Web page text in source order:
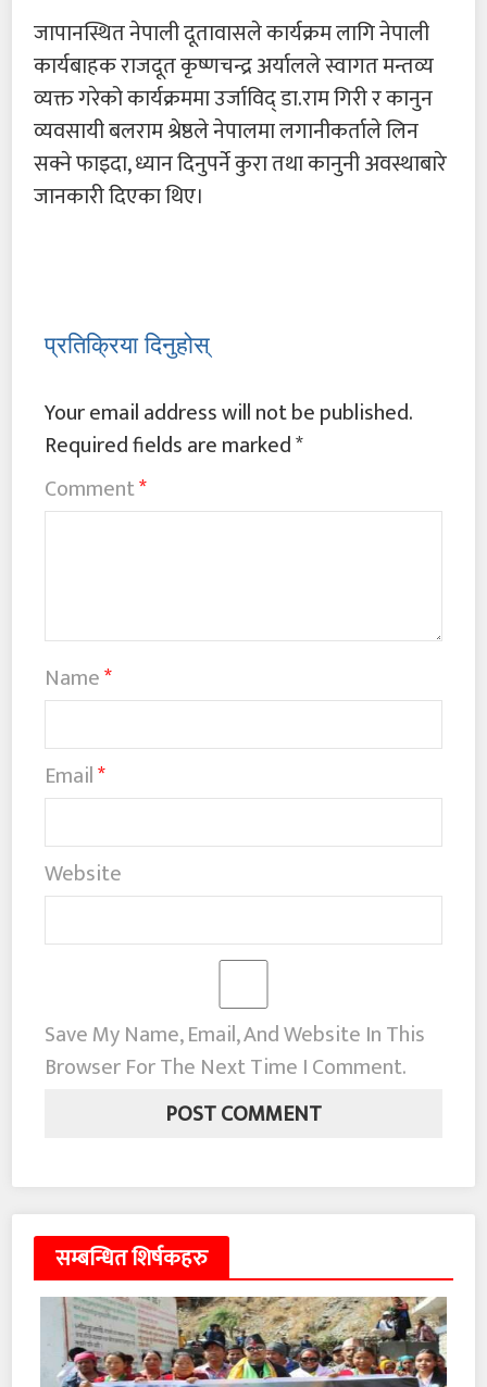
जापानस्थित नेपाली दूतावासले कार्यक्रम लागि नेपाली
कार्यबाहक राजदूत कृष्णचन्द्र अर्यालले स्वागत मन्तव्य
व्यक्त गरेको कार्यक्रममा उर्जाविद् डा.राम गिरी र कानुन
व्यवसायी बलराम श्रेष्ठले नेपालमा लगानीकर्ताले लिन
सक्ने फाइदा, ध्यान दिनुपर्ने कुरा तथा कानुनी अवस्थाबारे
जानकारी दिएका थिए।
प्रतिक्रिया दिनुहोस्
Your email address will not be published.
Required fields are marked*
Comment*
Name*
Email*
Website
Save My Name, Email, And Website In This
Browser For The Next Time I Comment.
सम्बन्धित शिर्षकहरु